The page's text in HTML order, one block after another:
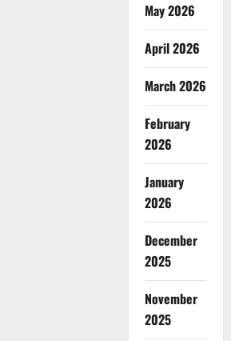
May 2026
April 2026
March 2026
February
2026
January
2026
December
2025
November
2025